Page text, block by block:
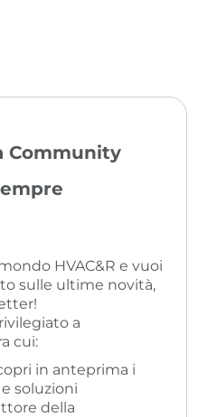
Community
HVAC&R e vuoi
sulle ultime novità,
a
cui:
in anteprima i
soluzioni
della